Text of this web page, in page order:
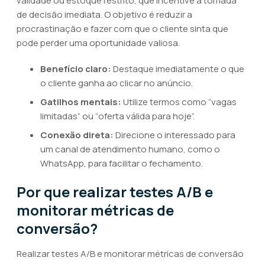
de decisão imediata. O objetivo é reduzir a
procrastinação e fazer com que o cliente sinta que
pode perder uma oportunidade valiosa.
Benefício claro: Destaque imediatamente o que
o cliente ganha ao clicar no anúncio.
Gatilhos mentais: Utilize termos como “vagas
limitadas” ou “oferta válida para hoje”.
Conexão direta: Direcione o interessado para
um canal de atendimento humano, como o
WhatsApp, para facilitar o fechamento.
Por que realizar testes A/B e
monitorar métricas de
conversão?
Realizar testes A/B e monitorar métricas de conversão